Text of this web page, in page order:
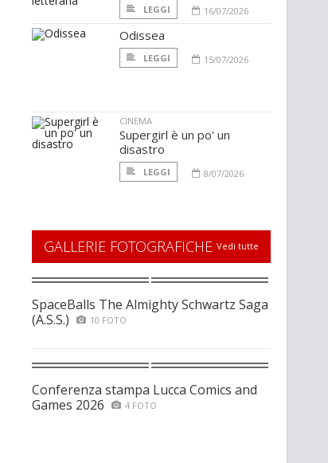
LEGGI 16/07/2026
Odissea
LEGGI 15/07/2026
CINEMA
Supergirl è un po' un
disastro
LEGGI 8/07/2026
GALLERIE FOTOGRAFICHE Vedi tutte
SpaceBalls The Almighty Schwartz Saga
(A.S.S.)
10 FOTO
Conferenza stampa Lucca Comics and
Games 2026
4 FOTO